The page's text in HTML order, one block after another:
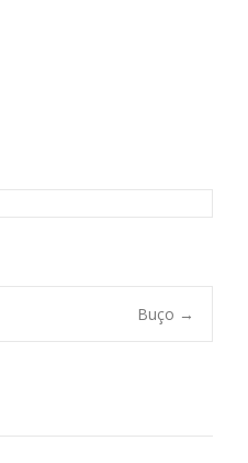
Buço →